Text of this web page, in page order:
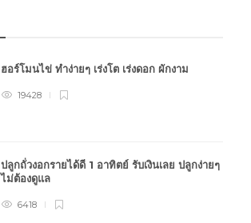
ฮอร์โมนไข่ ทำง่ายๆ เร่งโต เร่งดอก ผักงาม
19428
ปลูกถั่วงอกรายได้ดี 1 อาทิตย์ รับเงินเลย ปลูกง่ายๆ
ไม่ต้องดูแล
6418